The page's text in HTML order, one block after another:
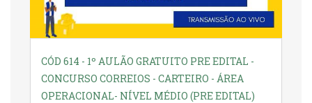
CÓD 614 - 1º AULÃO GRATUITO PRE EDITAL -
CONCURSO CORREIOS - CARTEIRO - ÁREA
OPERACIONAL- NÍVEL MÉDIO (PRE EDITAL)